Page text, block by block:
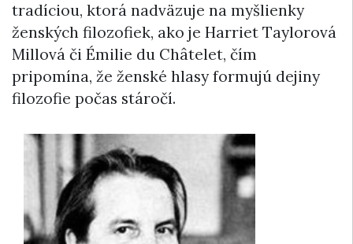
tradíciou, ktorá nadväzuje na myšlienky
ženských filozofiek, ako je Harriet Taylorová
Millová či Émilie du Châtelet, čím
pripomína, že ženské hlasy formujú dejiny
filozofie počas stáročí.